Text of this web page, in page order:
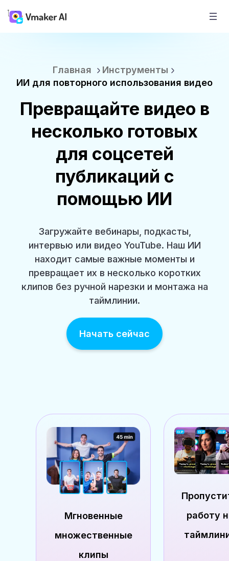
Главная
Инструменты
ИИ для повторного использования видео
Превращайте видео в
несколько готовых
для соцсетей
публикаций с
помощью ИИ
Загружайте вебинары, подкасты,
интервью или видео YouTube. Наш ИИ
находит самые важные моменты и
превращает их в несколько коротких
клипов без ручной нарезки и монтажа на
таймлинии.
Начать сейчас
Мгновенные
множественные
клипы
работу